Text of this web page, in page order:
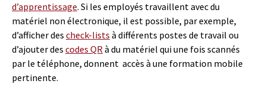
d’apprentissage. Si les employés travaillent avec du
matériel non électronique, il est possible, par exemple,
d’afficher des check-lists à différents postes de travail ou
d’ajouter des codes QRà du matériel qui une fois scannés
par le téléphone, donnent accès à une formation mobile
pertinente.